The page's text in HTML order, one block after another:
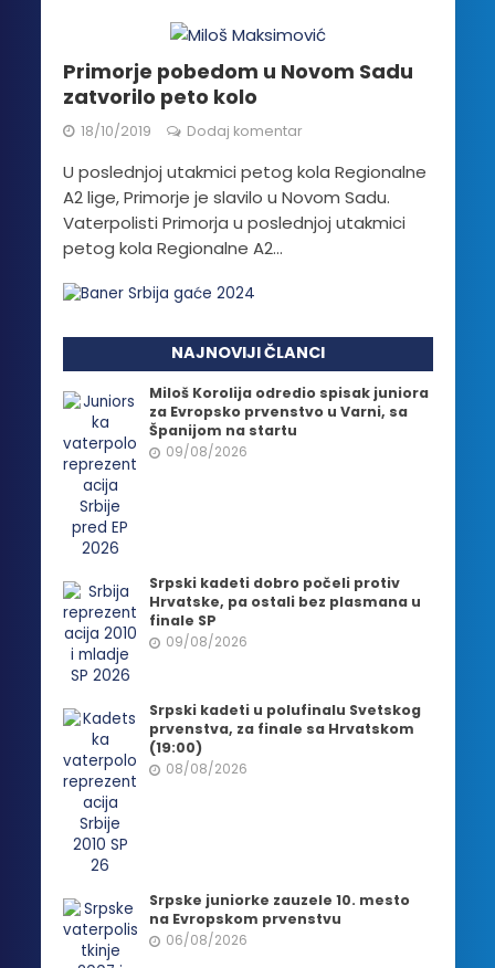
Primorje pobedom u Novom Sadu
zatvorilo peto kolo
18/10/2019 Dodaj komentar
U poslednjoj utakmici petog kola Regionalne
A2 lige, Primorje je slavilo u Novom Sadu.
Vaterpolisti Primorja u poslednjoj utakmici
petog kola Regionalne A2...
NAJNOVIJI ČLANCI
Miloš Korolija odredio spisak juniora
za Evropsko prvenstvo u Varni, sa
Španijom na startu
09/08/2026
Srpski kadeti dobro počeli protiv
Hrvatske, pa ostali bez plasmana u
finale SP
09/08/2026
Srpski kadeti u polufinalu Svetskog
prvenstva, za finale sa Hrvatskom
(19:00)
08/08/2026
Srpske juniorke zauzele 10. mesto
na Evropskom prvenstvu
06/08/2026